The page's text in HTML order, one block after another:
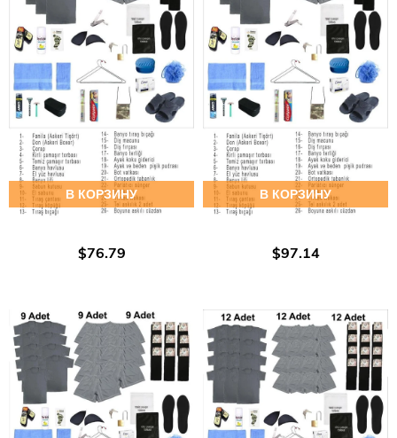
В КОРЗИНУ
$76.79
В КОРЗИНУ
$97.14